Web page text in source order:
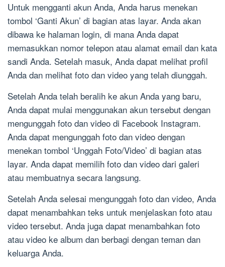
Untuk mengganti akun Anda, Anda harus menekan
tombol ‘Ganti Akun’ di bagian atas layar. Anda akan
dibawa ke halaman login, di mana Anda dapat
memasukkan nomor telepon atau alamat email dan kata
sandi Anda. Setelah masuk, Anda dapat melihat profil
Anda dan melihat foto dan video yang telah diunggah.
Setelah Anda telah beralih ke akun Anda yang baru,
Anda dapat mulai menggunakan akun tersebut dengan
mengunggah foto dan video di Facebook Instagram.
Anda dapat mengunggah foto dan video dengan
menekan tombol ‘Unggah Foto/Video’ di bagian atas
layar. Anda dapat memilih foto dan video dari galeri
atau membuatnya secara langsung.
Setelah Anda selesai mengunggah foto dan video, Anda
dapat menambahkan teks untuk menjelaskan foto atau
video tersebut. Anda juga dapat menambahkan foto
atau video ke album dan berbagi dengan teman dan
keluarga Anda.